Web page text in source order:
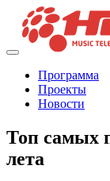
Программа
Проекты
Новости
Топ самых
лета